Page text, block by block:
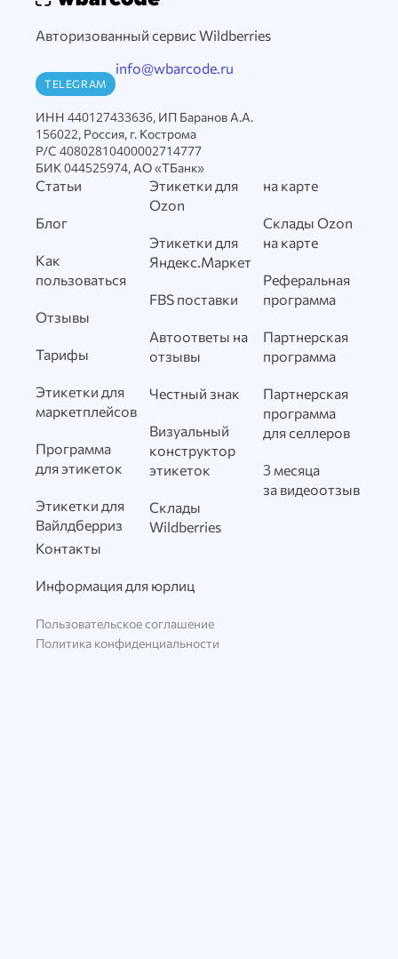
Авторизованный сервис Wildberries
TELEGRAM
info@wbarcode.ru
ИНН 440127433636, ИП Баранов А.А.
156022, Россия, г. Кострома
Р/С 40802810400002714777
БИК 044525974, АО «ТБанк»
Статьи
Блог
Как
пользоваться
Отзывы
Тарифы
Этикетки для
маркетплейсов
Программа
для этикеток
Этикетки для
Вайлдберриз
Этикетки для
Ozon
Этикетки для
Яндекс.Маркет
FBS поставки
Автоответы на
отзывы
Честный знак
Визуальный
конструктор
этикеток
Склады
Wildberries
на карте
Склады Ozon
на карте
Реферальная
программа
Партнерская
программа
Партнерская
программа
для селлеров
3 месяца
за видеоотзыв
Контакты
Информация для юрлиц
Пользовательское соглашение
Политика конфиденциальности